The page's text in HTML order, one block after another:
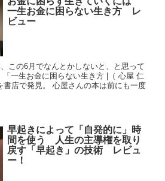
一生お金に困らない生き方 レ
ビュー
この6月でなんとかしないと、と思って
「一生お金に困らない生き方 |（ 心屋 仁
書店で発見。 心屋さんの本は前にも一度
早起きによって「自発的に」時
間を使う 人生の主導権を取り
戻す「早起き」の技術 レビュ
ー！